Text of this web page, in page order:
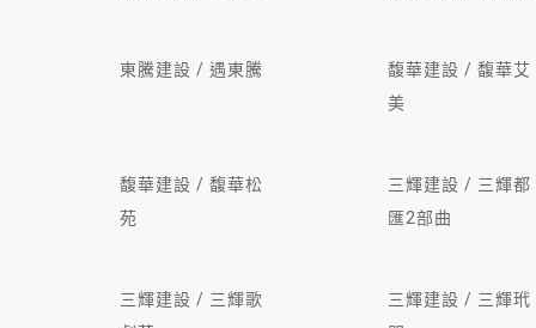
東騰建設 / 遇東騰
馥華建設 / 馥華艾
美
馥華建設 / 馥華松
苑
三輝建設 / 三輝都
匯2部曲
三輝建設 / 三輝歌
三輝建設 / 三輝玳